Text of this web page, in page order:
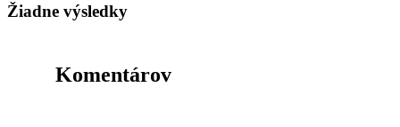
Žiadne výsledky
Komentárov